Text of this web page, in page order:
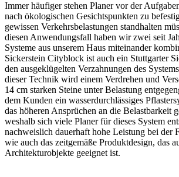
Immer häufiger stehen Planer vor der
nach ökologischen Gesichtspunkten zu
gewissen Verkehrsbelastungen standhalten
diesen Anwendungsfall haben wir zwei seit
Systeme aus unserem Haus miteinander
Sickerstein Cityblock ist auch ein Stuttgarter
den ausgeklügelten Verzahnungen des
dieser Technik wird einem Verdrehen und
14 cm starken Steine unter Belastung
dem Kunden ein wasserdurchlässiges
das höheren Ansprüchen an die Belastbarkeit
weshalb sich viele Planer für dieses System
nachweislich dauerhaft hohe Leistung bei der
wie auch das zeitgemäße Produktdesign, das
Architekturobjekte geeignet ist.